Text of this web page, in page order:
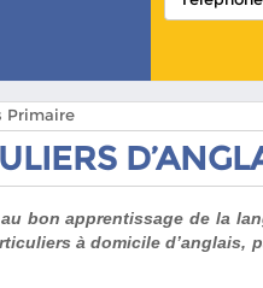
Primaire
bon apprentissage de la
à domicile d’anglais,